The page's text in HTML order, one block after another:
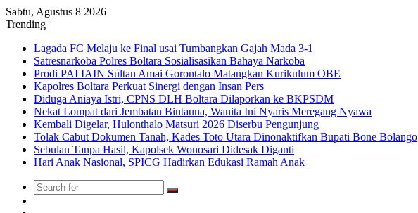
Sabtu, Agustus 8 2026
Trending
Lagada FC Melaju ke Final usai Tumbangkan Gajah Mada 3-1
Satresnarkoba Polres Boltara Sosialisasikan Bahaya Narkoba
Prodi PAI IAIN Sultan Amai Gorontalo Matangkan Kurikulum OBE
Kapolres Boltara Perkuat Sinergi dengan Insan Pers
Diduga Aniaya Istri, CPNS DLH Boltara Dilaporkan ke BKPSDM
Nekat Lompat dari Jembatan Bintauna, Wanita Ini Nyaris Meregang Nyawa
Kembali Digelar, Hulonthalo Matsuri 2026 Diserbu Pengunjung
Tolak Cabut Dokumen Tanah, Kades Toto Utara Dinonaktifkan Bupati Bone Bolango
Sebulan Tanpa Hasil, Kapolsek Wonosari Didesak Diganti
Hari Anak Nasional, SPICG Hadirkan Edukasi Ramah Anak
Search